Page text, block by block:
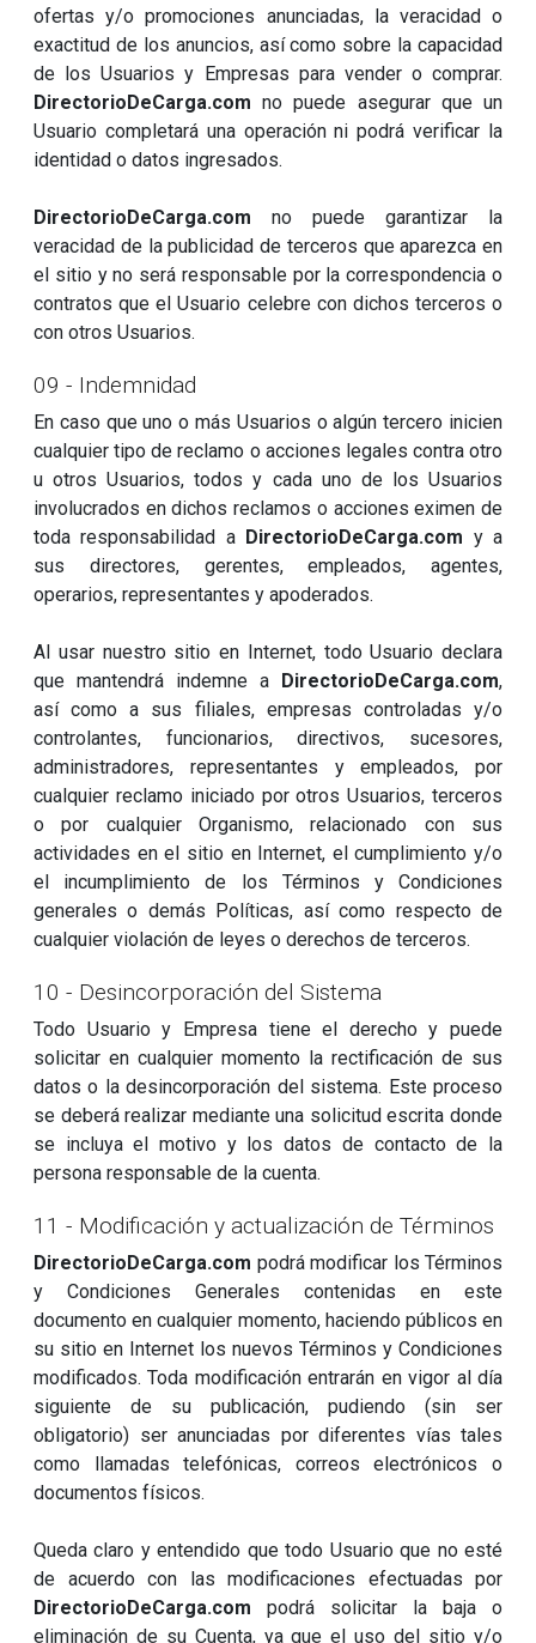
ofertas y/o promociones anunciadas, la veracidad o
exactitud de los anuncios, así como sobre la capacidad
de los Usuarios y Empresas para vender o comprar.
DirectorioDeCarga.com no puede asegurar que un
Usuario completará una operación ni podrá verificar la
identidad o datos ingresados.
DirectorioDeCarga.com no puede garantizar la
veracidad de la publicidad de terceros que aparezca en
el sitio y no será responsable por la correspondencia o
contratos que el Usuario celebre con dichos terceros o
con otros Usuarios.
09 - Indemnidad
En caso que uno o más Usuarios o algún tercero inicien
cualquier tipo de reclamo o acciones legales contra otro
u otros Usuarios, todos y cada uno de los Usuarios
involucrados en dichos reclamos o acciones eximen de
toda responsabilidad a DirectorioDeCarga.com y a
sus directores, gerentes, empleados, agentes,
operarios, representantes y apoderados.
Al usar nuestro sitio en Internet, todo Usuario declara
que mantendrá indemne a DirectorioDeCarga.com,
así como a sus filiales, empresas controladas y/o
controlantes, funcionarios, directivos, sucesores,
administradores, representantes y empleados, por
cualquier reclamo iniciado por otros Usuarios, terceros
o por cualquier Organismo, relacionado con sus
actividades en el sitio en Internet, el cumplimiento y/o
el incumplimiento de los Términos y Condiciones
generales o demás Políticas, así como respecto de
cualquier violación de leyes o derechos de terceros.
10 - Desincorporación del Sistema
Todo Usuario y Empresa tiene el derecho y puede
solicitar en cualquier momento la rectificación de sus
datos o la desincorporación del sistema. Este proceso
se deberá realizar mediante una solicitud escrita donde
se incluya el motivo y los datos de contacto de la
persona responsable de la cuenta.
11 - Modificación y actualización de Términos
DirectorioDeCarga.com podrá modificar los Términos
y Condiciones Generales contenidas en este
documento en cualquier momento, haciendo públicos en
su sitio en Internet los nuevos Términos y Condiciones
modificados. Toda modificación entrarán en vigor al día
siguiente de su publicación, pudiendo (sin ser
obligatorio) ser anunciadas por diferentes vías tales
como llamadas telefónicas, correos electrónicos o
documentos físicos.
Queda claro y entendido que todo Usuario que no esté
de acuerdo con las modificaciones efectuadas por
DirectorioDeCarga.com podrá solicitar la baja o
eliminación de su Cuenta, ya que el uso del sitio y/o